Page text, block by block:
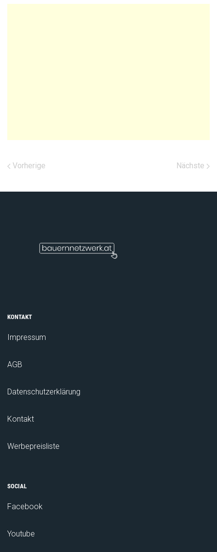
Vorherige Nächste
KONTAKT
Impressum
AGB
Datenschutzerklärung
Kontakt
Werbepreisliste
SOCIAL
Facebook
Youtube